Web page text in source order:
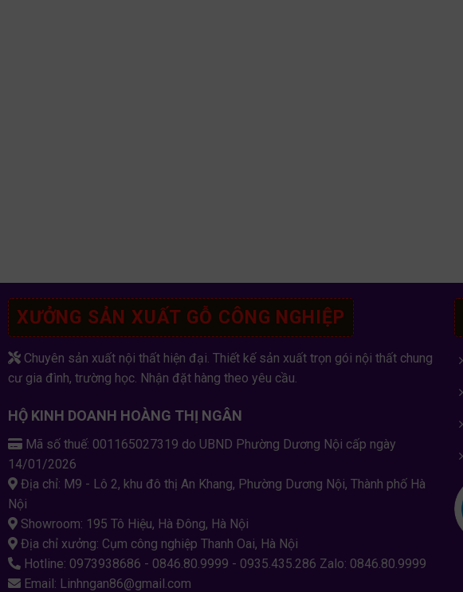
XƯỞNG SẢN XUẤT GỖ CÔNG NGHIỆP
Chuyên sản xuất nội thất hiện đại. Thiết kế sản xuất trọn gói nội thất chung
cư gia đình, trường học. Nhận đặt hàng theo yêu cầu.
HỘ KINH DOANH HOÀNG THỊ NGÂN
Mã số thuế: 001165027319 do UBND Phường Dương Nội cấp ngày
14/01/2026
Địa chỉ: M9 - Lô 2, khu đô thị An Khang, Phường Dương Nội, Thành phố Hà
Nội
Showroom: 195 Tô Hiệu, Hà Đông, Hà Nội
Địa chỉ xưởng: Cụm công nghiệp Thanh Oai, Hà Nội
Hotline: 0973938686 - 0846.80.9999 - 0935.435.286 Zalo: 0846.80.9999
Email: Linhngan86@gmail.com